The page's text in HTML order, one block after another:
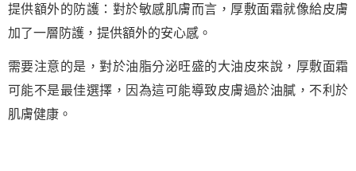
提供額外的防護：對於敏感肌膚而言，厚敷面霜就像給皮膚
加了一層防護，提供額外的安心感。
需要注意的是，對於油脂分泌旺盛的大油皮來說，厚敷面霜
可能不是最佳選擇，因為這可能導致皮膚過於油膩，不利於
肌膚健康。